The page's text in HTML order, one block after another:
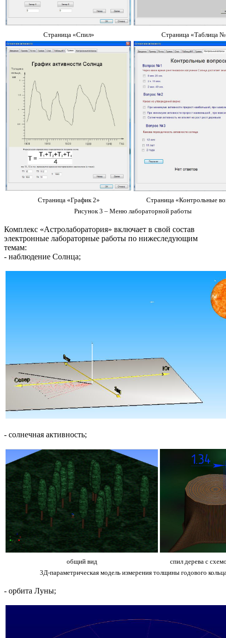
Страница «Спил» Страница «Таблица
Страница «График 2»
Страница «Контрольные
Рисунок 3 – Меню лабораторной работы
Комплекс «Астролаборатория» включает в свой состав
электронные лабораторные работы по нижеследующим
темам:
- наблюдение Солнца;
- солнечная активность;
общий вид
спил дерева с
3Д-параметрическая модель измерения толщины годового
- орбита Луны;